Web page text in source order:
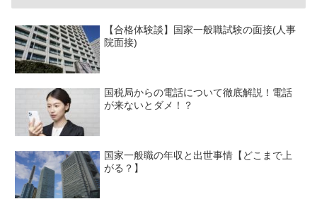
【合格体験談】国家一般職試験の面接(人事
院面接)
国税局からの電話について徹底解説！電話
が来ないとダメ！？
国家一般職の年収と出世事情【どこまで上
がる？】